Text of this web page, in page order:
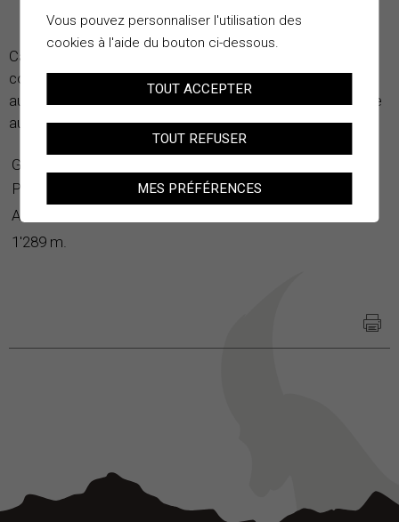
Caractérisé par sa position sur une arête, entourée de
couloirs, le village a su préserver au fil du temps son
authenticité. En quelques pas, on entend son cœur battre
au rythme des maisons, des raccards et des greniers.
Gentilé
Pinsayards
Altitude
1'289 m.
Vous pouvez personnaliser l'utilisation des
cookies à l'aide du bouton ci-dessous.
TOUT ACCEPTER
TOUT REFUSER
MES PRÉFÉRENCES